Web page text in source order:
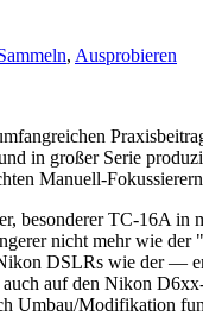
, Ausprobieren
in großer Serie
Manuell-
besonderer TC-16A
nicht mehr wie
DSLRs wie der
auf den Nikon
Umbau/Modifikation